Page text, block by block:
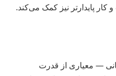
پایدارتر نیز کمک می‌کند.
— معیاری از قدرت